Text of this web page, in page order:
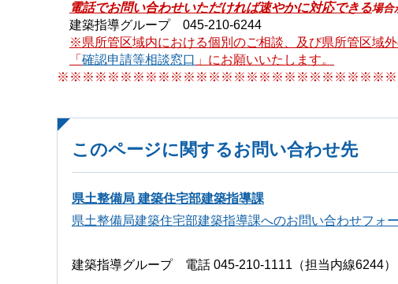
電話でお問い合わせいただければ速やかに対応できる場合
建築指導グループ 045-210-6244
※県所管区域内における個別のご相談、及び県所管区域外
「 確認申請等相談窓口 」にお願いいたします。
このページに関するお問い合わせ先
県土整備局 建築住宅部建築指導課
県土整備局建築住宅部建築指導課へのお問い合わせフォ
建築指導グループ 電話 045-210-1111（担当内線6244）